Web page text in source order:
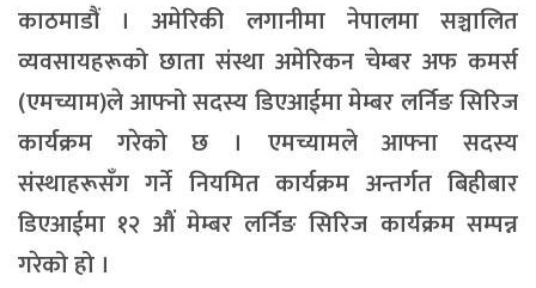
काठमाडौं । अमेरिकी लगानीमा नेपालमा सञ्चालित
व्यवसायहरूको छाता संस्था अमेरिकन चेम्बर अफ कमर्स
(एमच्याम)ले आफ्नो सदस्य डिएआईमा मेम्बर लर्निङ सिरिज
कार्यक्रम गरेको छ । एमच्यामले आफ्ना सदस्य
संस्थाहरूसँग गर्ने नियमित कार्यक्रम अन्तर्गत बिहीबार
डिएआईमा १२ औं मेम्बर लर्निङ सिरिज कार्यक्रम सम्पन्न
गरेको हो ।